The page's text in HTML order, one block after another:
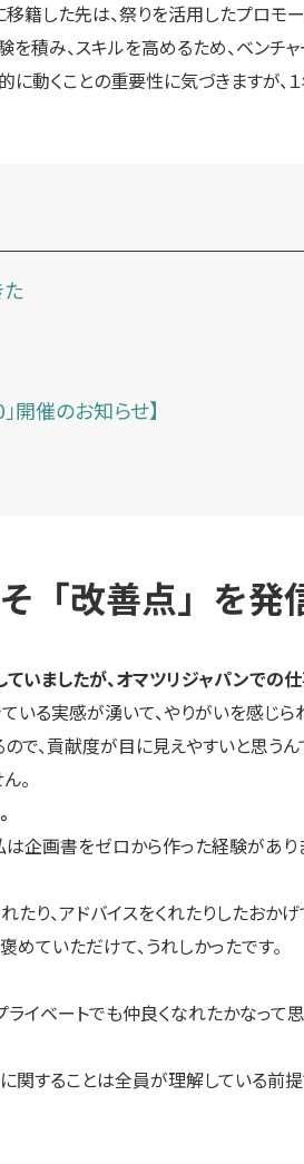
した先は、祭りを活用したプロモ
積み、スキルを高めるため、ベン
に動くことの重要性に気づきますが
開催のお知らせ】
「改善点」を発
ていましたが、オマツリジャパンでの
る実感が湧いて、やりがいを感じら
貢献度が目に見えやすいと思うん
。
企画書をゼロから作った経験があ
、アドバイスをくれたりしたおか
めていただけて、うれしかったです。
イベートでも仲良くなれたかなって
関することは全員が理解している